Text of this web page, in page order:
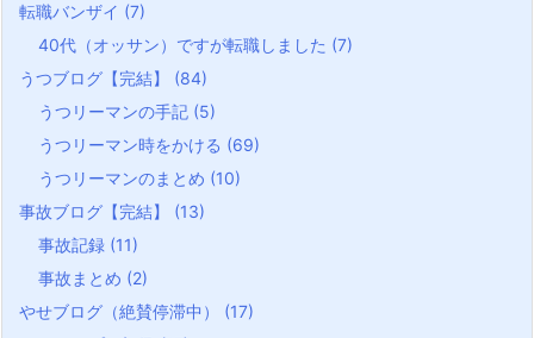
転職バンザイ (7)
40代（オッサン）ですが転職しました (7)
うつブログ【完結】 (84)
うつリーマンの手記 (5)
うつリーマン時をかける (69)
うつリーマンのまとめ (10)
事故ブログ【完結】 (13)
事故記録 (11)
事故まとめ (2)
やせブログ（絶賛停滞中） (17)